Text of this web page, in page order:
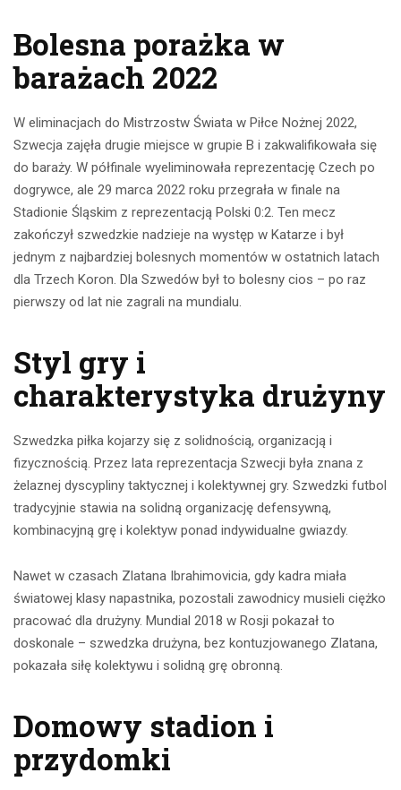
Bolesna porażka w
barażach 2022
W eliminacjach do Mistrzostw Świata w Piłce Nożnej 2022,
Szwecja zajęła drugie miejsce w grupie B i zakwalifikowała się
do baraży. W półfinale wyeliminowała reprezentację Czech po
dogrywce, ale 29 marca 2022 roku przegrała w finale na
Stadionie Śląskim z reprezentacją Polski 0:2. Ten mecz
zakończył szwedzkie nadzieje na występ w Katarze i był
jednym z najbardziej bolesnych momentów w ostatnich latach
dla Trzech Koron. Dla Szwedów był to bolesny cios – po raz
pierwszy od lat nie zagrali na mundialu.
Styl gry i
charakterystyka drużyny
Szwedzka piłka kojarzy się z solidnością, organizacją i
fizycznością. Przez lata reprezentacja Szwecji była znana z
żelaznej dyscypliny taktycznej i kolektywnej gry. Szwedzki futbol
tradycyjnie stawia na solidną organizację defensywną,
kombinacyjną grę i kolektyw ponad indywidualne gwiazdy.
Nawet w czasach Zlatana Ibrahimovicia, gdy kadra miała
światowej klasy napastnika, pozostali zawodnicy musieli ciężko
pracować dla drużyny. Mundial 2018 w Rosji pokazał to
doskonale – szwedzka drużyna, bez kontuzjowanego Zlatana,
pokazała siłę kolektywu i solidną grę obronną.
Domowy stadion i
przydomki